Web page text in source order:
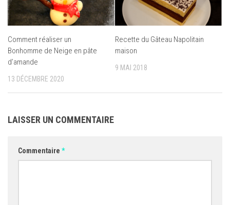
Comment réaliser un
Bonhomme de Neige en pâte
d’amande
13 DÉCEMBRE 2020
Recette du Gâteau Napolitain
maison
9 MAI 2018
LAISSER UN COMMENTAIRE
Commentaire *